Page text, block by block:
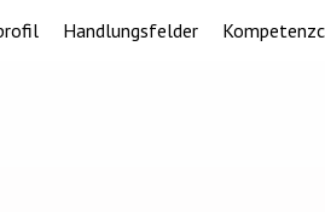
Handlungsfelder